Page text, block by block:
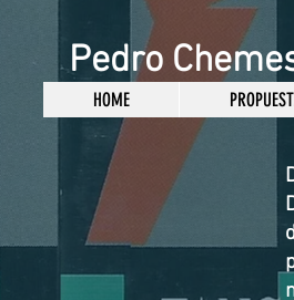
Pedro
HOME